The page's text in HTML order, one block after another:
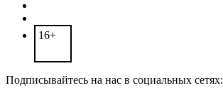
16+
Подписывайтесь на нас в социальных сетях: